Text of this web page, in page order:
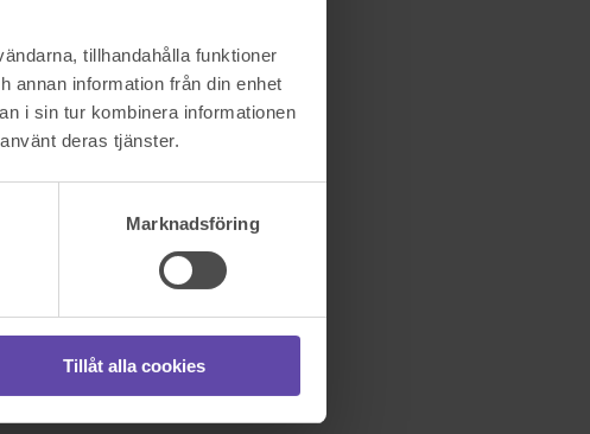
tillhandahålla funktioner
annan information från din enhet
i sin tur kombinera informationen
deras tjänster.
Marknadsföring
Tillåt alla cookies